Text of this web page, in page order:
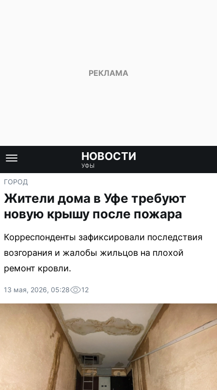
НОВОСТИ
УФЫ
ГОРОД
Жители дома в Уфе требуют
новую крышу после пожара
Корреспонденты зафиксировали последствия
возгорания и жалобы жильцов на плохой
ремонт кровли.
13 мая, 2026, 05:28 12